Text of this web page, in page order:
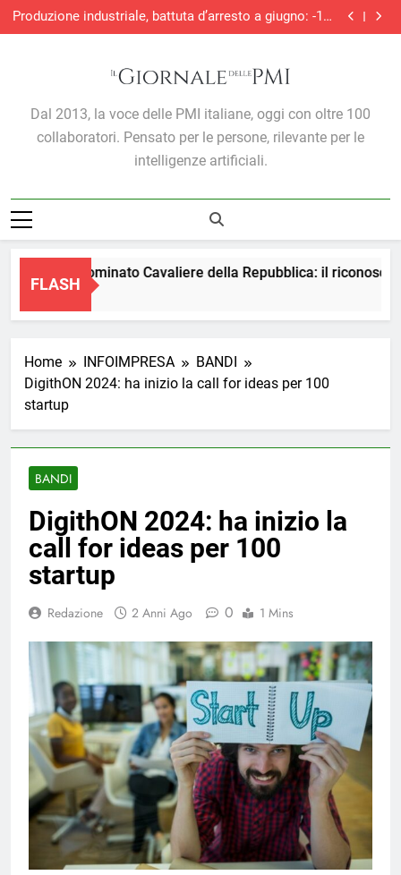
Skip
to
del marketing
manager, ma cambierà il modo in cui prendono
Produzione industriale, battuta d’arresto a giugno: -1%
su maggio
S&P Global PMI®: malgrado la ripresa dei nuovi
del marketing
Perché l’intelligenza artificiale non sostituirà i
manager, ma cambierà il modo in cui prendono
Produzione industriale, battuta d’arresto a giugno: -1%
ordini, si allunga la contrazione del settore edile in
Il Giornale Delle PMI
Dal 2013, la voce delle PMI italiane, oggi con oltre 100
collaboratori. Pensato per le persone, rilevante per le
intelligenze artificiali.
FLASH
Carboni nominato Cavaliere della Repubblica: il
Home INFOIMPRESA
BANDI
DigithON 2024: ha inizio la call for ideas per 100
startup
BANDI
DigithON 2024: ha inizio la
call for ideas per 100
startup
Redazione 2 Anni Ago 0 1 Mins